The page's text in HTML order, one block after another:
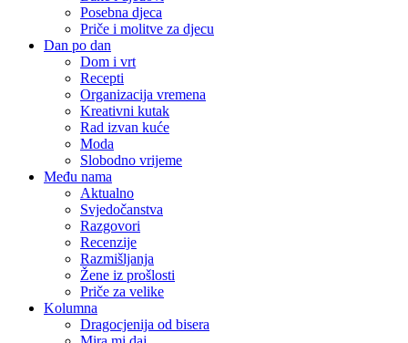
Posebna djeca
Priče i molitve za djecu
Dan po dan
Dom i vrt
Recepti
Organizacija vremena
Kreativni kutak
Rad izvan kuće
Moda
Slobodno vrijeme
Među nama
Aktualno
Svjedočanstva
Razgovori
Recenzije
Razmišljanja
Žene iz prošlosti
Priče za velike
Kolumna
Dragocjenija od bisera